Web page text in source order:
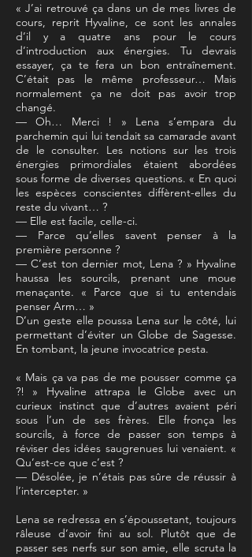
« J’ai retrouvé ça dans un de mes livres de
cours, reprit Hyvaline, ce sont les annales
d’il y a quatre ans pour le cours
d’introduction aux énergies. Tu devrais
essayer, ça te fera un bon entraînement.
C’était pas le même professeur… Mais
normalement ça ne doit pas avoir trop
changé.
— Oh… Merci ! » Lena s’empara du
parchemin qui lui tendait sa camarade avant
de le consulter. Les notions sur les trois
énergies primordiales étaient abordées
sous forme de diverses questions. « En quoi
les espèces conscientes diffèrent-elles du
reste du vivant… ?
— Elle est facile, celle-ci.
— Parce qu’elles savent penser à la
première personne ?
— C’est ton dernier mot, Lena ? » Hyvaline
haussa les sourcils, prenant une moue
menaçante. « Parce que si tu entendais
penser Arm… »
D’un geste elle poussa Lena sur le côté, lui
permettant d’éviter un Globe de Sagesse.
En tombant, la jeune invocatrice pesta.
« Mais ça va pas de me pousser comme ça
?! » Hyvaline attrapa le Globe avec un
curieux instinct que d’autres avaient péri
sous l’un de ses frères. Elle fronça les
sourcils, à force de passer son temps à
réviser des idées saugrenues lui venaient. «
Qu’est-ce que c’est ?
— Désolée, je n’étais pas sûre de réussir à
l’intercepter. »
Lena se redressa en s’époussetant, toujours
râleuse d’avoir fini au sol. Plutôt que de
passer ses nerfs sur son amie, elle scruta la